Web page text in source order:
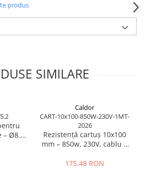
Modelul nu include termocuplu
sistemele care utilizeaza control extern
produs
SIMILARE
– Ø8.2
mm
Caldor
CART-10x100-850W-230V-1MT-
2026
Rezistență cartuș 10x100
mm – 850w, 230V, cablu 1
175,48 RON